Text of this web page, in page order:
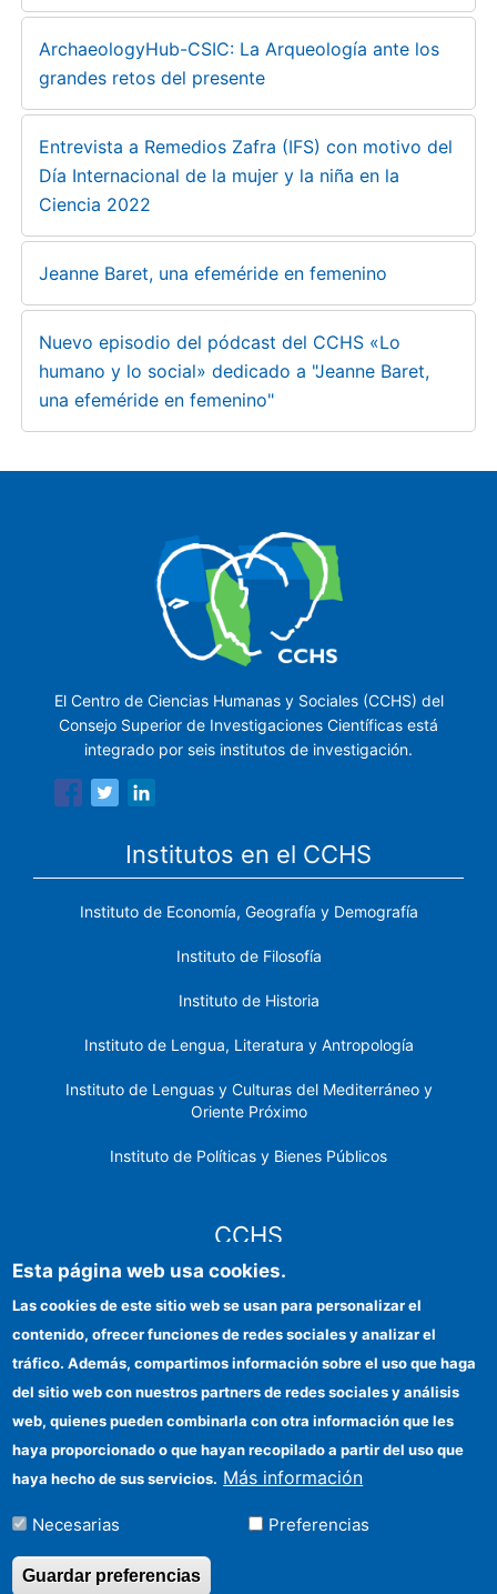
ArchaeologyHub-CSIC: La Arqueología ante los
grandes retos del presente
Entrevista a Remedios Zafra (IFS) con motivo del
Día Internacional de la mujer y la niña en la
Ciencia 2022
Jeanne Baret, una efeméride en femenino
Nuevo episodio del pódcast del CCHS «Lo
humano y lo social» dedicado a "Jeanne Baret,
una efeméride en femenino"
El Centro de Ciencias Humanas y Sociales (CCHS) del
Consejo Superior de Investigaciones Científicas está
integrado por seis institutos de investigación.
Institutos en el CCHS
Instituto de Economía, Geografía y Demografía
Instituto de Filosofía
Instituto de Historia
Instituto de Lengua, Literatura y Antropología
Instituto de Lenguas y Culturas del Mediterráneo y
Oriente Próximo
Instituto de Políticas y Bienes Públicos
CCHS
Identidad institucional
Ayudas FEDER
Organismos financiadores
Contacto
Cómo llegar
Esta página web usa cookies.
Las cookies de este sitio web se usan para personalizar el
contenido, ofrecer funciones de redes sociales y analizar el
tráfico. Además, compartimos información sobre el uso que haga
del sitio web con nuestros partners de redes sociales y análisis
web, quienes pueden combinarla con otra información que les
haya proporcionado o que hayan recopilado a partir del uso que
haya hecho de sus servicios. Más información
Necesarias Preferencias
Guardar preferencias